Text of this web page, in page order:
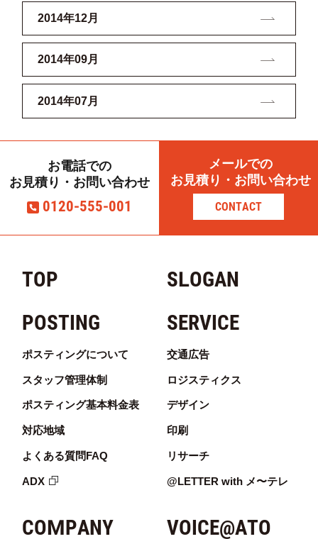
2014年12月
2014年09月
2014年07月
お電話での
お見積り・お問い合わせ
0120-555-001
メールでの
お見積り・お問い合わせ
CONTACT
TOP
SLOGAN
POSTING
ポスティングについて
スタッフ管理体制
ポスティング基本料金表
対応地域
よくある質問FAQ
ADX
SERVICE
交通広告
ロジスティクス
デザイン
印刷
リサーチ
@LETTER with メ〜テレ
COMPANY
VOICE@ATO